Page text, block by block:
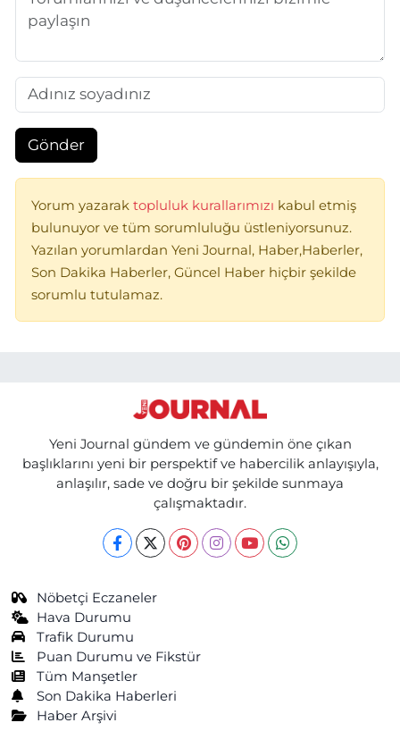
Gönder
Yorum yazarak topluluk kurallarımızı kabul etmiş
bulunuyor ve tüm sorumluluğu üstleniyorsunuz.
Yazılan yorumlardan Yeni Journal, Haber,Haberler,
Son Dakika Haberler, Güncel Haber hiçbir şekilde
sorumlu tutulamaz.
Yeni Journal gündem ve gündemin öne çıkan
başlıklarını yeni bir perspektif ve habercilik anlayışıyla,
anlaşılır, sade ve doğru bir şekilde sunmaya
çalışmaktadır.
Nöbetçi Eczaneler
Hava Durumu
Trafik Durumu
Puan Durumu ve Fikstür
Tüm Manşetler
Son Dakika Haberleri
Haber Arşivi